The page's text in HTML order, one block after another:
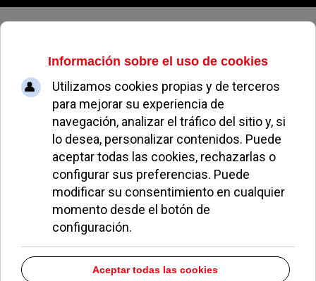
Domingo, 09 de agosto de 2026
VOX propone reconocer el trabajo
de comerciantes, hosteleros y
empresarios con más de 40 años
de trabajo en Pozuelo de Alarcón
REDACCIÓN ECONOMÍA Y EMPLEO 22 OCTUBRE 2020